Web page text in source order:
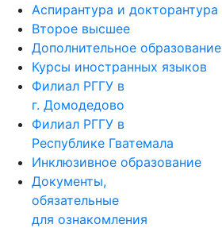
Аспирантура и докторантура
Второе высшее
Дополнительное образование
Курсы иностранных языков
Филиал РГГУ в
г. Домодедово
Филиал РГГУ в
Республике Гватемала
Инклюзивное образование
Документы,
обязательные
для ознакомления